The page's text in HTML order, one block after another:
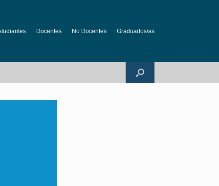
Docentes No Docentes Graduados/as